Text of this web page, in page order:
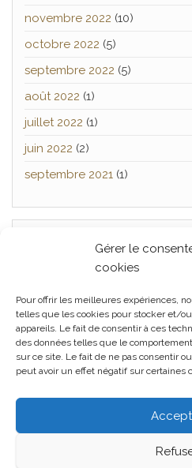
Gérer le
cookies
Pour offrir les meilleures expériences,
telles que les cookies pour stocker et/
appareils. Le fait de consentir à ces
des données telles que le
sur ce site. Le fait de ne pas consentir
peut avoir un effet négatif sur certaines
novembre 2022 (10)
octobre 2022 (5)
septembre 2022 (5)
août 2022 (1)
juillet 2022 (1)
juin 2022 (2)
septembre 2021 (1)
Facebook Twitter
de confidentialité